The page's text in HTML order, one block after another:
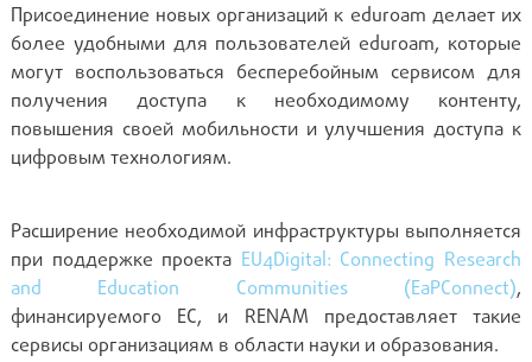
Присоединение новых организаций к eduroam делает их
более удобными для пользователей eduroam, которые
могут воспользоваться бесперебойным сервисом для
получения доступа к необходимому контенту,
повышения своей мобильности и улучшения доступа к
цифровым технологиям.
Расширение необходимой инфраструктуры выполняется
при поддержке проекта EU4Digital: Connecting Research
and Education Communities (EaPConnect),
финансируемого ЕС, и RENAM предоставляет такие
сервисы организациям в области науки и образования.